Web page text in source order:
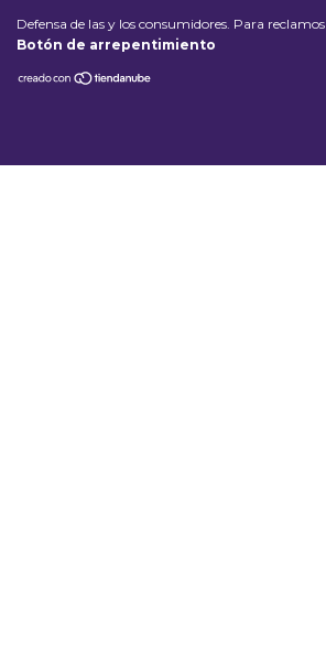
Defensa de las y los consumidores. Para reclamos
Botón de arrepentimiento